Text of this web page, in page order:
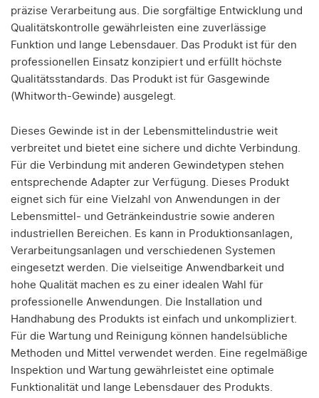
präzise Verarbeitung aus. Die sorgfältige Entwicklung und
Qualitätskontrolle gewährleisten eine zuverlässige
Funktion und lange Lebensdauer. Das Produkt ist für den
professionellen Einsatz konzipiert und erfüllt höchste
Qualitätsstandards. Das Produkt ist für Gasgewinde
(Whitworth-Gewinde) ausgelegt.
Dieses Gewinde ist in der Lebensmittelindustrie weit
verbreitet und bietet eine sichere und dichte Verbindung.
Für die Verbindung mit anderen Gewindetypen stehen
entsprechende Adapter zur Verfügung. Dieses Produkt
eignet sich für eine Vielzahl von Anwendungen in der
Lebensmittel- und Getränkeindustrie sowie anderen
industriellen Bereichen. Es kann in Produktionsanlagen,
Verarbeitungsanlagen und verschiedenen Systemen
eingesetzt werden. Die vielseitige Anwendbarkeit und
hohe Qualität machen es zu einer idealen Wahl für
professionelle Anwendungen. Die Installation und
Handhabung des Produkts ist einfach und unkompliziert.
Für die Wartung und Reinigung können handelsübliche
Methoden und Mittel verwendet werden. Eine regelmäßige
Inspektion und Wartung gewährleistet eine optimale
Funktionalität und lange Lebensdauer des Produkts.